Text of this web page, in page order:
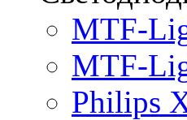
MTF-
MTF-
Philips